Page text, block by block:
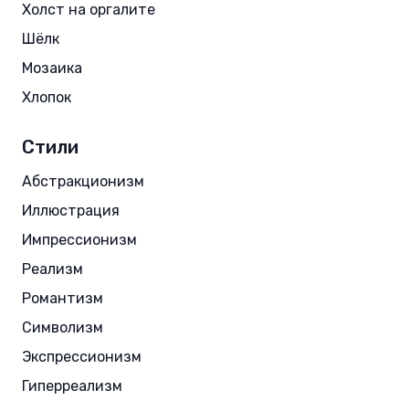
Холст на оргалите
Шёлк
Мозаика
Хлопок
Стили
Абстракционизм
Иллюстрация
Импрессионизм
Реализм
Романтизм
Символизм
Экспрессионизм
Гиперреализм